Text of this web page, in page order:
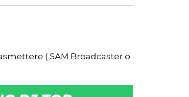
( SAM Broadcaster o